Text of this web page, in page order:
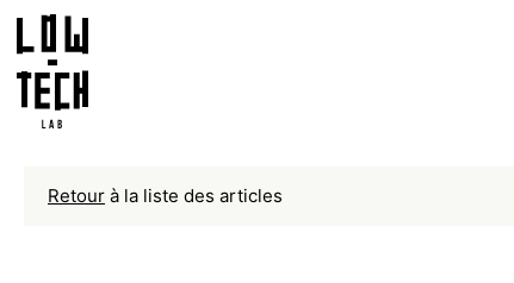
Retour à la liste des articles